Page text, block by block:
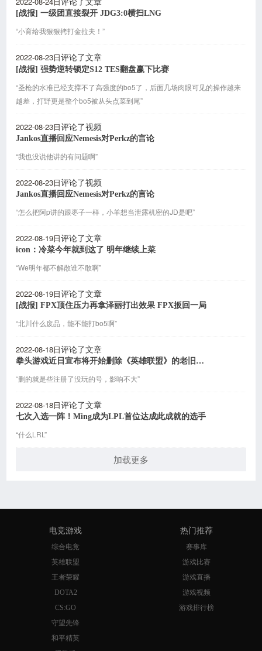
评论了文章
[战报] 一级团直接裂开 JDG3:0横扫LNG
“小育给我狠狠拷打金拉夫！”
2022-08-23日评论了文章
[战报] 强势逆转锁定S12 TES翻盘赢下比赛
“圣枪的水准已经支撑不了高强度的bo5了，后面几场肉眼可见的操作越来
越差，打野更是整个bo5被从头点菜到尾”
2022-08-23日评论了视频
Jankos直播回应Nemesis对Perkz的言论
“我也没说他讲的有问题啊”
2022-08-23日评论了视频
Jankos直播回应Nemesis对Perkz的言论
“怎么把阿p讲的跟枣子一样，小羊想当泄露机密的JD是吧”
2022-08-19日评论了文章
icon：冷菜今年就到这了 明年继续上菜
“We明年都不解散谁不敢啊”
2022-08-19日评论了文章
[战报] FPX顶住压力再拿泽丽打出效果 FPX扳回一局
“北川什么废品，能不能打bo5啊”
2022-08-18日评论了文章
拳头游戏近日宣布将开始删除《英雄联盟》的老旧账号
“删的就是些注册了没玩的号，影响不大”
2022-08-18日评论了文章
七次入选一阵！Ming成为LPL首位达成此成就的选手
“什么LRL”
加载更多
电竞游戏
综合电竞
英雄联盟
王者荣耀
DOTA2
CS:GO
守望先锋
和平精英
热门推荐
赛事库
游戏比赛
游戏直播
游戏视频
游戏排行榜